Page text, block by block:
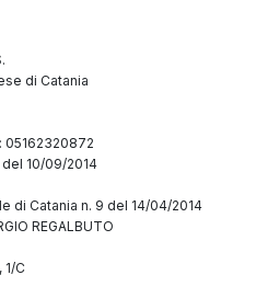
di Catania
05162320872
10/09/2014
di Catania n. 9 del 14/04/2014
REGALBUTO
C